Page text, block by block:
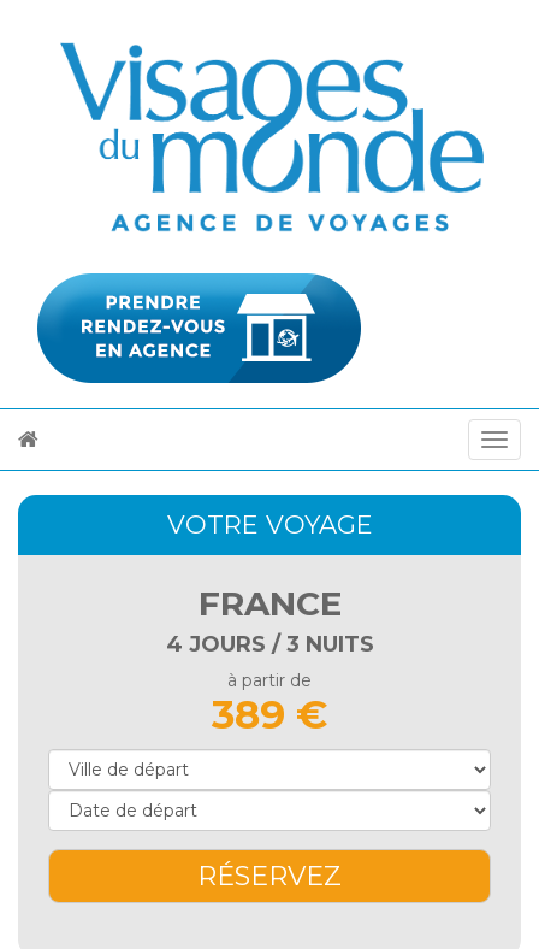
VOTRE VOYAGE
FRANCE
4 JOURS / 3 NUITS
à partir de
389 €
RÉSERVEZ